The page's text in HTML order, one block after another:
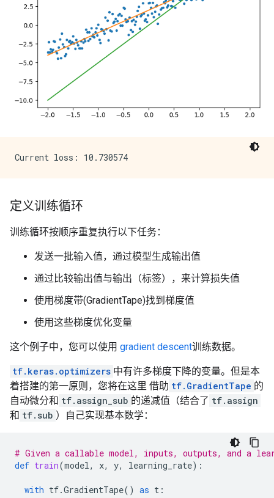
定义训练循环
训练循环按顺序重复执行以下任务：
发送一批输入值，通过模型生成输出值
通过比较输出值与输出（标签），来计算损失值
使用梯度带(GradientTape)找到梯度值
使用这些梯度优化变量
这个例子中，您可以使用 gradient descent训练数据。
tf.keras.optimizers 中有许多梯度下降的变量。但是本
着搭建的第一原则，您将在这里 借助 tf.GradientTape 的
自动微分和 tf.assign_sub 的递减值（结合了 tf.assign
和 tf.sub ）自己实现基本数学：
# Given a callable model, inputs, outputs, and a
def train(model, x, y, learning_rate):
with tf.GradientTape() as t :